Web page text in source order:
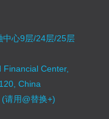
心9层/24层/25层
Financial Center,
China
请用@替换+)